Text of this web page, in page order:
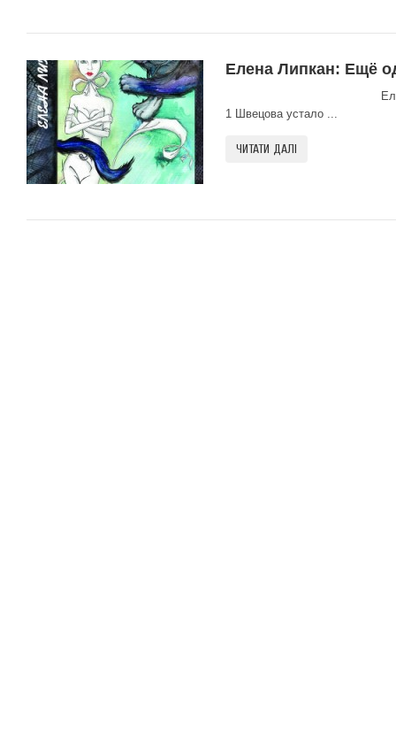
Елена Липкан: Ещё
Елена Липкан
1 Швецова устало ...
ЧИТАТИ ДАЛІ